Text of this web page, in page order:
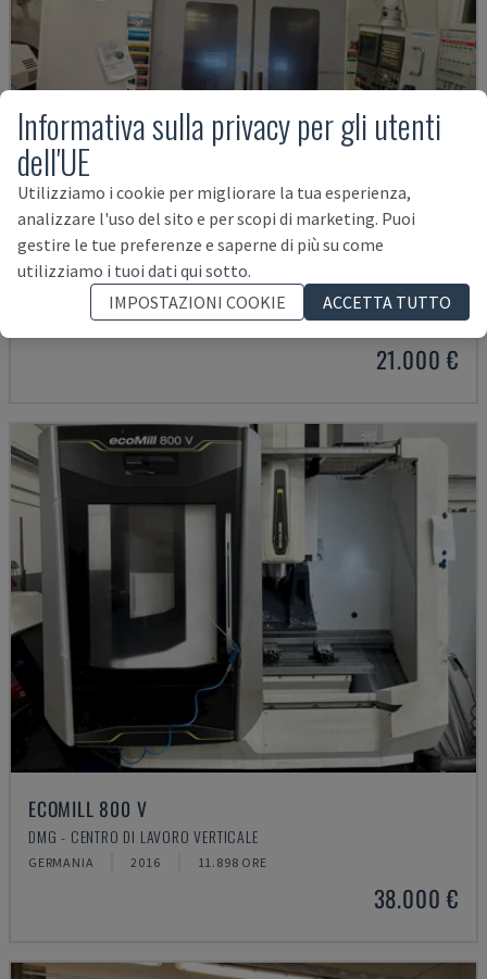
MYNX 550
DAEWOO - CENTRO DI LAVORO VERTICALE
2003
21.000 €
ECOMILL 800 V
DMG - CENTRO DI LAVORO VERTICALE
GERMANIA 2016 11.898 ORE
38.000 €
Informativa sulla privacy per gli utenti
dell'UE
Utilizziamo i cookie per migliorare la tua esperienza,
analizzare l'uso del sito e per scopi di marketing. Puoi
gestire le tue preferenze e saperne di più su come
utilizziamo i tuoi dati qui sotto.
IMPOSTAZIONI COOKIE
ACCETTA TUTTO